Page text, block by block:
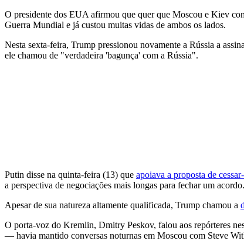
O presidente dos EUA afirmou que quer que Moscou e Kiev
Guerra Mundial e já custou muitas vidas de ambos os lados.
Nesta sexta-feira, Trump pressionou novamente a Rússia a
ele chamou de "verdadeira 'bagunça' com a Rússia".
Putin disse na quinta-feira (13) que apoiava a proposta de
a perspectiva de negociações mais longas para fechar um acordo.
Apesar de sua natureza altamente qualificada, Trump chamou a
O porta-voz do Kremlin, Dmitry Peskov, falou aos repórteres
— havia mantido conversas noturnas em Moscou com Steve